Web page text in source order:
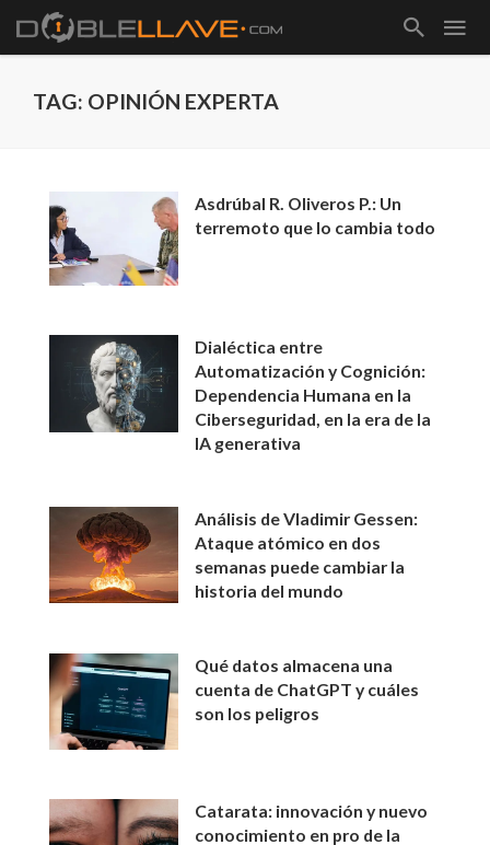
TAG: OPINIÓN EXPERTA
Asdrúbal R. Oliveros P.: Un
terremoto que lo cambia todo
Dialéctica entre
Automatización y Cognición:
Dependencia Humana en la
Ciberseguridad, en la era de la
IA generativa
Análisis de Vladimir Gessen:
Ataque atómico en dos
semanas puede cambiar la
historia del mundo
Qué datos almacena una
cuenta de ChatGPT y cuáles
son los peligros
Catarata: innovación y nuevo
conocimiento en pro de la